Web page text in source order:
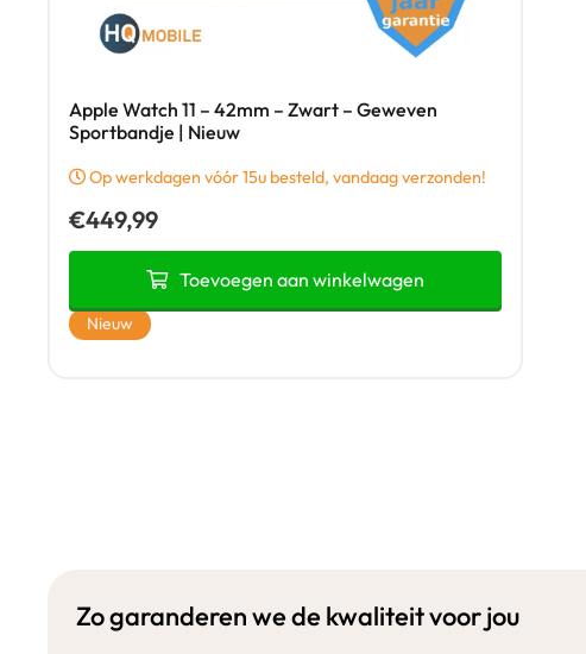
Apple Watch 11 – 42mm – Zwart – Geweven
Sportbandje | Nieuw
Op werkdagen vóór 15u besteld, vandaag verzonden!
€449,99
Toevoegen aan winkelwagen
Nieuw
Zo garanderen we de kwaliteit voor jou